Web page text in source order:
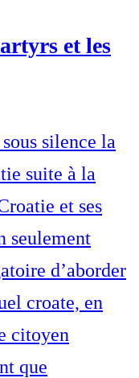
et les
silence la
suite à la
et ses
seulement
d’aborder
croate, en
citoyen
que